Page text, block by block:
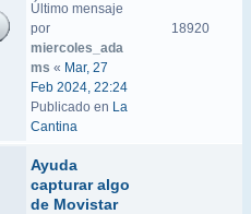
Último mensaje
por
miercoles_ada
ms « Mar, 27
Feb 2024, 22:24
Publicado en La
Cantina
18920
Ayuda
capturar algo
de Movistar